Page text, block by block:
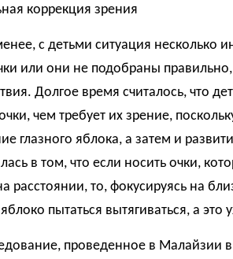
коррекция зрения
с детьми ситуация несколько
или они не подобраны
Долгое время считалось, что
чем требует их зрение,
глазного яблока, а затем и
в том, что если носить очки,
расстоянии, то, фокусируясь на
пытаться вытягиваться, а
проведенное в Малайзии в